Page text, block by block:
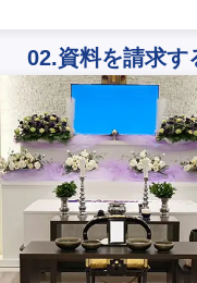
02.資料を請求す